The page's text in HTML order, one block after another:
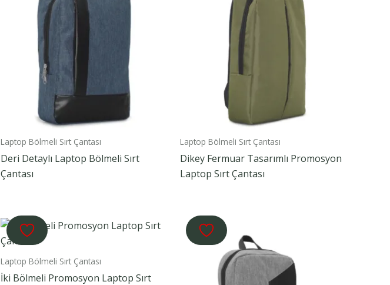
Laptop Bölmeli Sırt Çantası
Deri Detaylı Laptop Bölmeli Sırt
Çantası
Laptop Bölmeli Sırt Çantası
Dikey Fermuar Tasarımlı Promosyon
Laptop Sırt Çantası
Laptop Bölmeli Sırt Çantası
İki Bölmeli Promosyon Laptop Sırt